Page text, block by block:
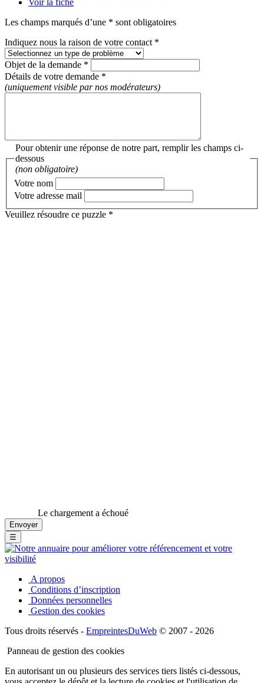
Les champs marqués d’une * sont obligatoires
Indiquez nous la raison de votre contact *
Objet de la demande *
Détails de votre demande *
(uniquement visible par nos modérateurs)
Pour obtenir une réponse de notre part, remplir les champs ci-
dessous
(non obligatoire)
Votre nom
Votre adresse mail
Veuillez résoudre ce puzzle *
Le chargement a échoué
☰
A propos
Conditions d’inscription
Données personnelles
Gestion des cookies
Tous droits réservés - EmpreintesDuWeb © 2007 - 2026
Panneau de gestion des cookies
En autorisant un ou plusieurs des services tiers listés ci-dessous,